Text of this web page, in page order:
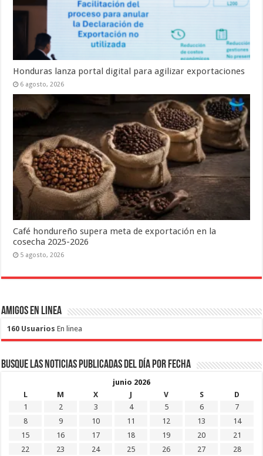
Honduras lanza portal digital para agilizar exportaciones
6 agosto, 2026
Café hondureño supera meta de exportación en la
cosecha 2025-2026
5 agosto, 2026
Amigos en Linea
160 Usuarios En linea
Busque las noticias publicadas del día por fecha
junio 2026
L
M X J V S
D
1
2 3 4 5 6
7
8
9 10 11 12 13
14
15
16 17 18 19 20
21
22
23 24 25 26 27
28